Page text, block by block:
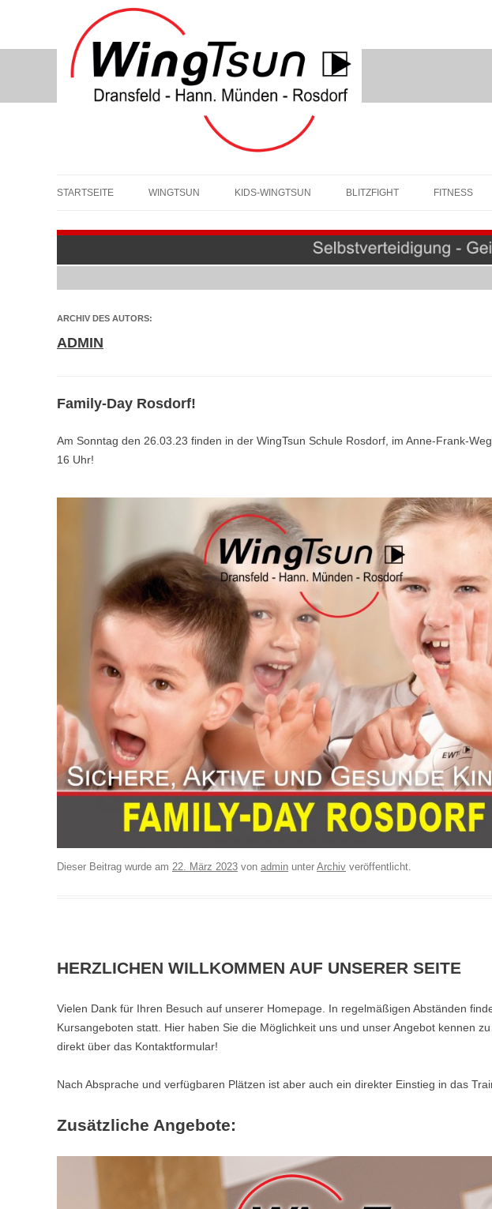
STARTSEITE WINGTSUN KIDS-WINGTSUN BLITZFIGHT FITNESS
ARCHIV DES AUTORS:
ADMIN
Family-Day Rosdorf!
Am Sonntag den 26.03.23 finden in der WingTsun Schule Rosdorf, im Anne-Frank-
16 Uhr!
Dieser Beitrag wurde am 22. März 2023 von admin unter Archiv veröffentlicht.
HERZLICHEN WILLKOMMEN AUF UNSERER SEITE
Vielen Dank für Ihren Besuch auf unserer Homepage. In regelmäßigen Abständen
Kursangeboten statt. Hier haben Sie die Möglichkeit uns und unser Angebot kennen
direkt über das Kontaktformular!
Nach Absprache und verfügbaren Plätzen ist aber auch ein direkter Einstieg in das
Zusätzliche Angebote: